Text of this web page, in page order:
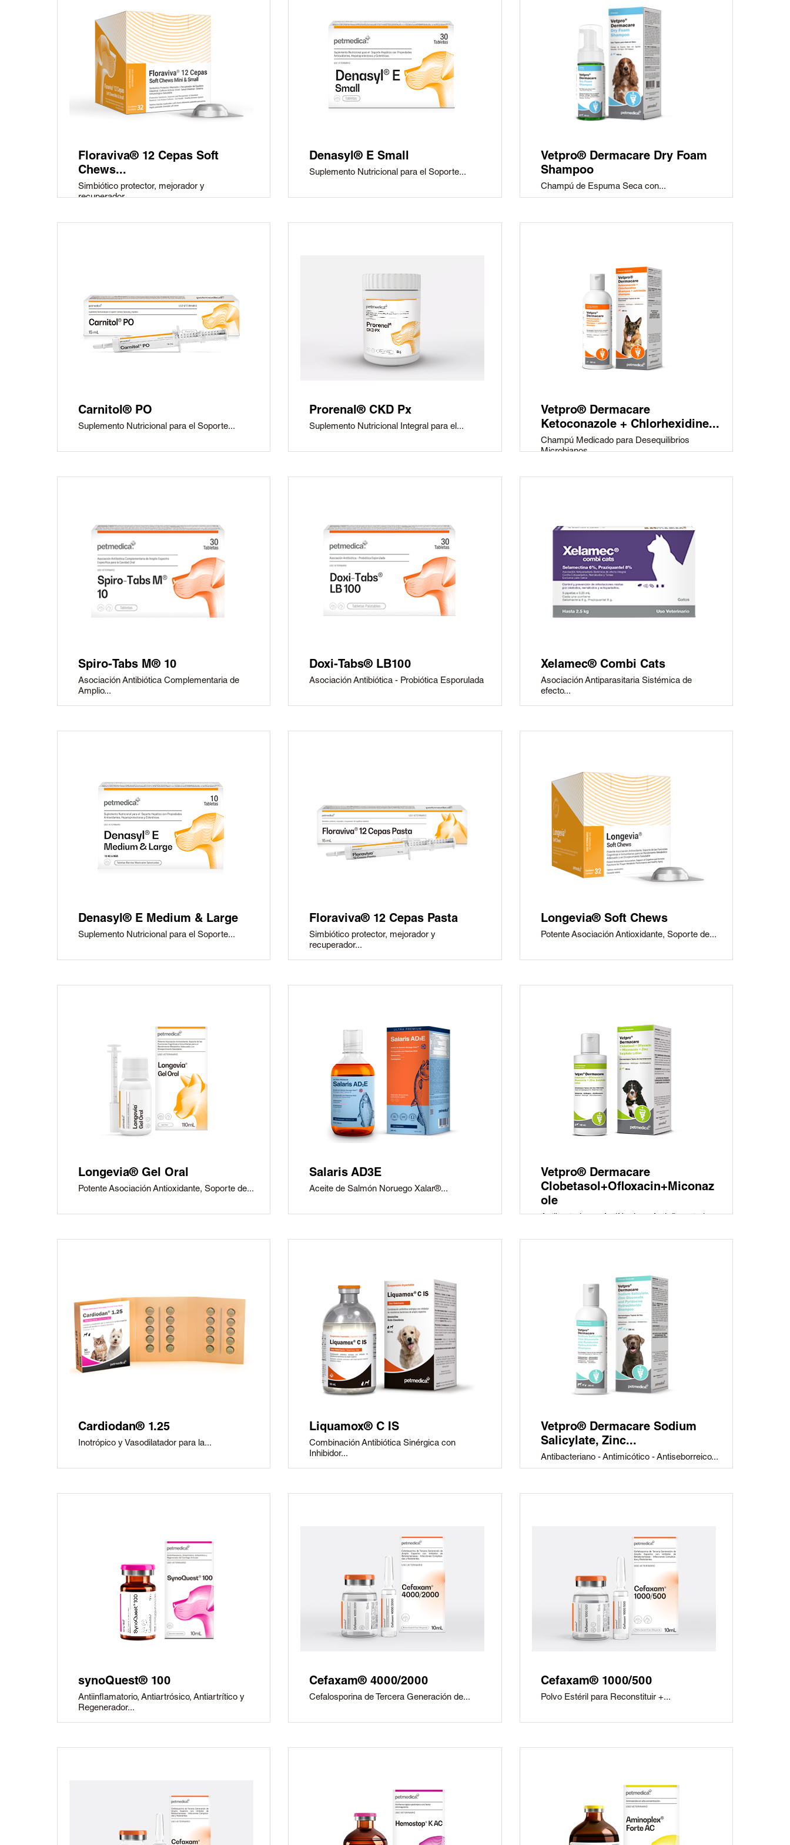
Cipro-Tabs 125 Soft Chews
Liquamox® C IS
Amoxi-Tabs C®-250
Biosporine® 3
Cefoxi-Tabs® C
Enro-Tabs® 150 FT
Liquamox® C
Floraviva® 12 Cepas Soft
Chews...
Simbiótico protector, mejorador y
recuperador...
Denasyl® E Small
Suplemento Nutricional para el Soporte...
Vetpro® Dermacare Dry Foam
Shampoo
Champú de Espuma Seca con...
Carnitol® PO
Suplemento Nutricional para el Soporte...
Prorenal® CKD Px
Suplemento Nutricional Integral para el...
Vetpro® Dermacare
Ketoconazole + Chlorhexidine...
Champú Medicado para Desequilibrios
Microbianos...
Spiro-Tabs M® 10
Asociación Antibiótica Complementaria de
Amplio...
Doxi-Tabs® LB100
Asociación Antibiótica - Probiótica Esporulada
Xelamec® Combi Cats
Asociación Antiparasitaria Sistémica de
efecto...
Denasyl® E Medium & Large
Suplemento Nutricional para el Soporte...
Floraviva® 12 Cepas Pasta
Simbiótico protector, mejorador y
recuperador...
Longevia® Soft Chews
Potente Asociación Antioxidante, Soporte de...
Longevia® Gel Oral
Potente Asociación Antioxidante, Soporte de...
Salaris AD3E
Aceite de Salmón Noruego Xalar®...
Vetpro® Dermacare
Clobetasol+Ofloxacin+Miconaz
ole
Cardiodan® 1.25
Inotrópico y Vasodilatador para la...
Liquamox® C IS
Combinación Antibiótica Sinérgica con
Inhibidor...
Vetpro® Dermacare Sodium
Salicylate, Zinc...
Antibacteriano - Antimicótico - Antiseborreico...
synoQuest® 100
Antiinflamatorio, Antiartrósico, Antiartrítico y
Regenerador...
Cefaxam® 4000/2000
Cefalosporina de Tercera Generación de...
Cefaxam® 1000/500
Polvo Estéril para Reconstituir +...